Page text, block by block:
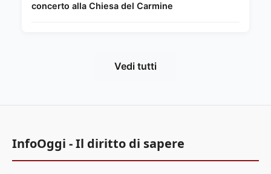
concerto alla Chiesa del Carmine
Vedi tutti
InfoOggi - Il diritto di sapere